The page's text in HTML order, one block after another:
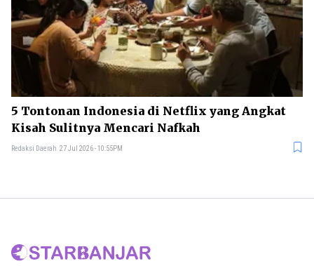
5 Tontonan Indonesia di Netflix yang Angkat
Kisah Sulitnya Mencari Nafkah
Redaksi Daerah 27 Jul 2026 - 10:55PM